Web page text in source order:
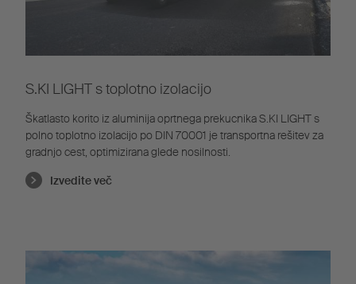
S.KI LIGHT s toplotno izolacijo
Škatlasto korito iz aluminija oprtnega prekucnika S.KI LIGHT s
polno toplotno izolacijo po DIN 70001 je transportna rešitev za
gradnjo cest, optimizirana glede nosilnosti.
Izvedite več